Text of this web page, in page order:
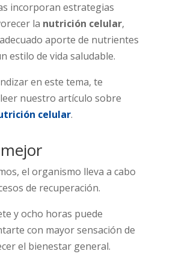
incorporan estrategias
la nutrición celular,
aporte de nutrientes
estilo de vida saludable.
en este tema, te
nuestro artículo sobre
celular.
el organismo lleva a cabo
de recuperación.
y ocho horas puede
con mayor sensación de
el bienestar general.